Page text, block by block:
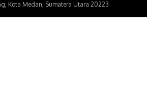
Kota Medan, Sumatera Utara 20223